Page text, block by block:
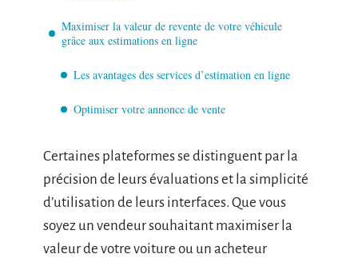
Maximiser la valeur de revente de votre véhicule
grâce aux estimations en ligne
Les avantages des services d’estimation en ligne
Optimiser votre annonce de vente
Certaines plateformes se distinguent par la
précision de leurs évaluations et la simplicité
d’utilisation de leurs interfaces. Que vous
soyez un vendeur souhaitant maximiser la
valeur de votre voiture ou un acheteur